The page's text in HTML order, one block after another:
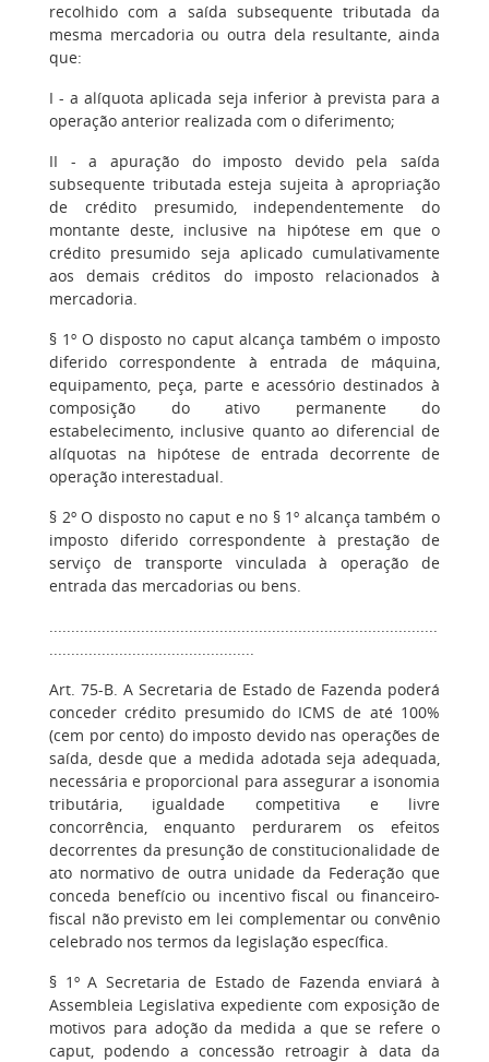
recolhido com a saída subsequente tributada da
mesma mercadoria ou outra dela resultante, ainda
que:
I - a alíquota aplicada seja inferior à prevista para a
operação anterior realizada com o diferimento;
II - a apuração do imposto devido pela saída
subsequente tributada esteja sujeita à apropriação
de crédito presumido, independentemente do
montante deste, inclusive na hipótese em que o
crédito presumido seja aplicado cumulativamente
aos demais créditos do imposto relacionados à
mercadoria.
§ 1º O disposto no caput alcança também o imposto
diferido correspondente à entrada de máquina,
equipamento, peça, parte e acessório destinados à
composição do ativo permanente do
estabelecimento, inclusive quanto ao diferencial de
alíquotas na hipótese de entrada decorrente de
operação interestadual.
§ 2º O disposto no caput e no § 1º alcança também o
imposto diferido correspondente à prestação de
serviço de transporte vinculada à operação de
entrada das mercadorias ou bens.
.........................................................................................
...............................................
Art. 75-B. A Secretaria de Estado de Fazenda poderá
conceder crédito presumido do ICMS de até 100%
(cem por cento) do imposto devido nas operações de
saída, desde que a medida adotada seja adequada,
necessária e proporcional para assegurar a isonomia
tributária, igualdade competitiva e livre
concorrência, enquanto perdurarem os efeitos
decorrentes da presunção de constitucionalidade de
ato normativo de outra unidade da Federação que
conceda benefício ou incentivo fiscal ou financeiro-
fiscal não previsto em lei complementar ou convênio
celebrado nos termos da legislação específica.
§ 1º A Secretaria de Estado de Fazenda enviará à
Assembleia Legislativa expediente com exposição de
motivos para adoção da medida a que se refere o
caput, podendo a concessão retroagir à data da